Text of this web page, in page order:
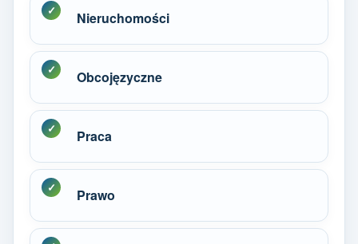
Nieruchomości
Obcojęzyczne
Praca
Prawo